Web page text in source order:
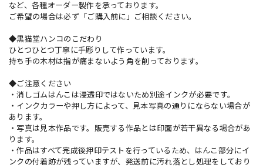
など、各種オーダー製作を承っております。
ご希望の場合は必ず「ご購入前に」ご相談ください。
◆黒猫堂ハンコのこだわり
ひとつひとつ丁寧に手彫りして作っています。
持ち手の木材は指が痛まないよう角を削っております。
◆ご注意ください
・消しゴムはんこは浸透印ではないため別途インクが必要です。
・インクカラーや押し方によって、見本写真の通りにならない場合が
あります。
・写真は見本作品です。販売する作品とは印面が若干異なる場合があ
ります。
・作品はすべて完成後押印テストを行っているため、はんこ部分にイ
ンクの付着跡が残っていますが、発送前に汚れ落とし処理をしており